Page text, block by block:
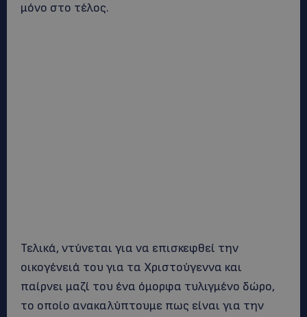
μόνο στο τέλος.
Τελικά, ντύνεται για να επισκεφθεί την
οικογένειά του για τα Χριστούγεννα και
παίρνει μαζί του ένα όμορφα τυλιγμένο δώρο,
το οποίο ανακαλύπτουμε πως είναι για την